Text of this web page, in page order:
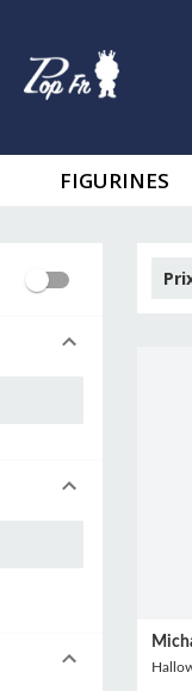
FIGURINES